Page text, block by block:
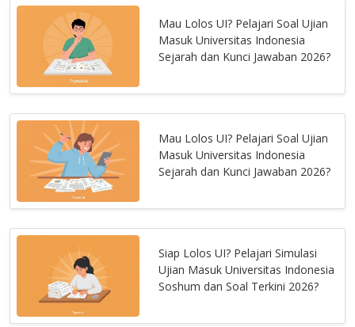
Mau Lolos UI? Pelajari Soal Ujian
Masuk Universitas Indonesia
Sejarah dan Kunci Jawaban 2026?
Mau Lolos UI? Pelajari Soal Ujian
Masuk Universitas Indonesia
Sejarah dan Kunci Jawaban 2026?
Siap Lolos UI? Pelajari Simulasi
Ujian Masuk Universitas Indonesia
Soshum dan Soal Terkini 2026?